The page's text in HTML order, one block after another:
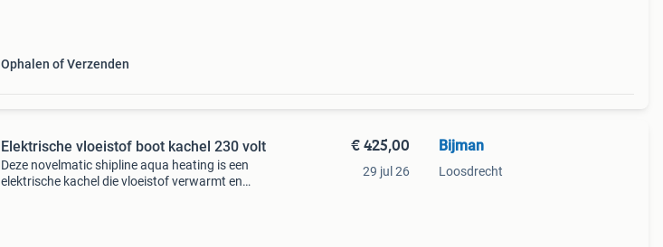
Ophalen of Verzenden
Elektrische vloeistof boot kachel 230 volt
Deze novelmatic shipline aqua heating is een
elektrische kachel die vloeistof verwarmt en
€ 425,00
29 jul 26
Bijman
Loosdrecht